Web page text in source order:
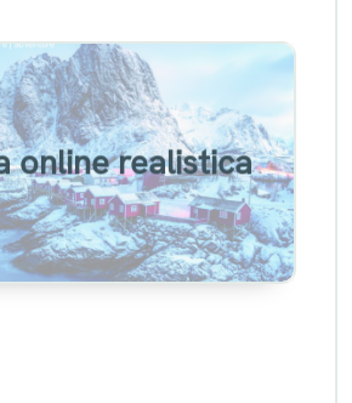
online realistica
di flipbook di una
online realistica
Visualizza